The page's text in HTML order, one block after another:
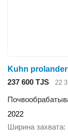
Kuhn
237 600 TJS
22
2022
Ширина захвата